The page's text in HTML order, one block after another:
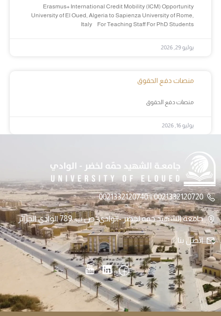
Erasmus+ International Credit Mobility (ICM) Opportunity
University of El Oued, Algeria to Sapienza University of Rome,
Italy For Teaching Staff For PhD Students
يوليو 29, 2026
منصات دفع الحقوق
منصات دفع الحقوق
يوليو 16, 2026
0021332120720 || 0021332120740
جامعة الشهيد حمه لخضر -الوادي- ص.ب: 789 الوادي الجزائر
اتصل بنا